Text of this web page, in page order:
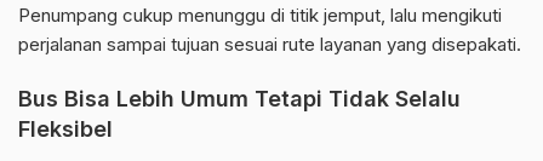
Penumpang cukup menunggu di titik jemput, lalu mengikuti
perjalanan sampai tujuan sesuai rute layanan yang disepakati.
Bus Bisa Lebih Umum Tetapi Tidak Selalu
Fleksibel